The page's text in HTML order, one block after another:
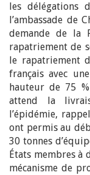
les délégations
l’ambassade de
demande de la
rapatriement de
le rapatriement
français avec
hauteur de 75
attend la
l’épidémie,
ont permis au
30 tonnes
États membres à
mécanisme de